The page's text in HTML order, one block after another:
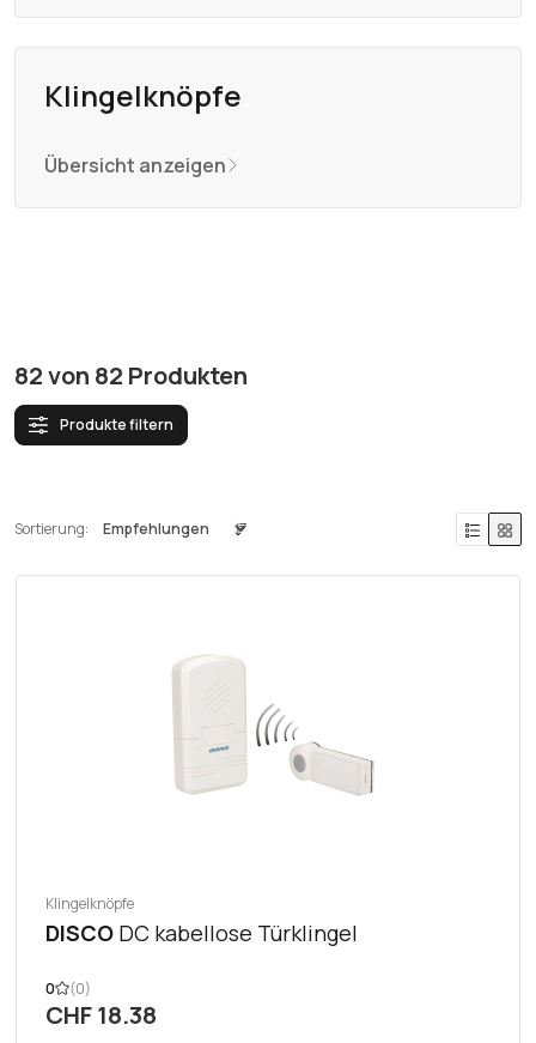
Klingelknöpfe
Übersicht anzeigen
82von 82 Produkten
Produkte filtern
Sortierung:
Klingelknöpfe
DISCO DC kabellose Türklingel
0 (0)
CHF 18.38